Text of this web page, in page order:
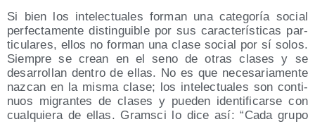
Si bien los inte­lec­tua­les for­man una cate­go­ría social
per­fec­ta­men­te dis­tin­gui­ble por sus carac­te­rís­ti­cas par­
ti­cu­la­res, ellos no for­man una cla­se social por sí solos.
Siem­pre se crean en el seno de otras cla­ses y se
desa­rro­llan den­tro de ellas. No es que nece­sa­ria­men­te
naz­can en la mis­ma cla­se; los inte­lec­tua­les son con­ti­
nuos migran­tes de cla­ses y pue­den iden­ti­fi­car­se con
cual­quie­ra de ellas. Grams­ci lo dice así: “Cada gru­po